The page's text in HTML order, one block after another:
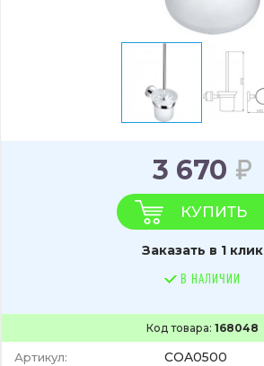
Код товара: 168048
Артикул: COA0500
3 670
КУПИТЬ
Заказать в 1 клик
В НАЛИЧИИ